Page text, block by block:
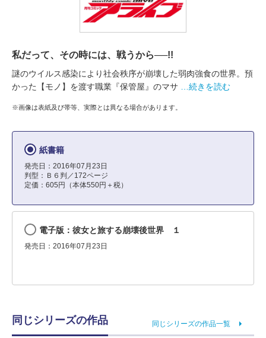
私だって、その時には、戦うから──!!
謎のウイルス感染により社会秩序が崩壊した弱肉強食の世界。預
かった【モノ】を渡す職業『保管屋』のマサ
…続きを読む
※画像は表紙及び帯等、実際とは異なる場合があります。
紙書籍
発売日：2016年07月23日
判型：Ｂ６判／172ページ
定価：605円（本体550円＋税）
電子版：彼女と旅する崩壊後世界 １
発売日：2016年07月23日
同じシリーズの作品 同じシリーズの作品一覧